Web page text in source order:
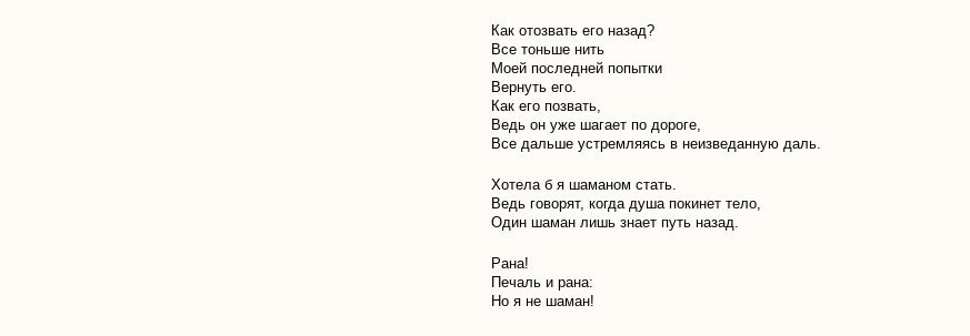
Как отозвать его назад?
Все тоньше нить
Моей последней попытки
Вернуть его.
Как его позвать,
Ведь он уже шагает по дороге,
Все дальше устремляясь в неизведанную даль.
Хотела б я шаманом стать.
Ведь говорят, когда душа покинет тело,
Один шаман лишь знает путь назад.
Рана!
Печаль и рана:
Но я не шаман!